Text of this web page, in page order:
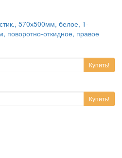
570х500мм, белое, 1-
поворотно-откидное, правое
Купить!
Купить!